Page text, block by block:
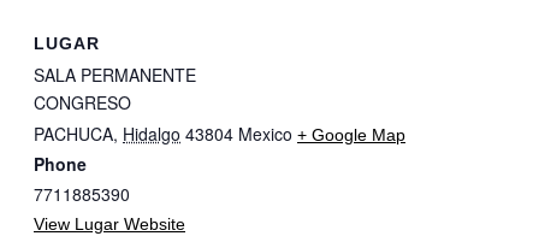
LUGAR
SALA PERMANENTE
CONGRESO
PACHUCA, Hidalgo 43804 Mexico + Google Map
Phone
7711885390
View Lugar Website